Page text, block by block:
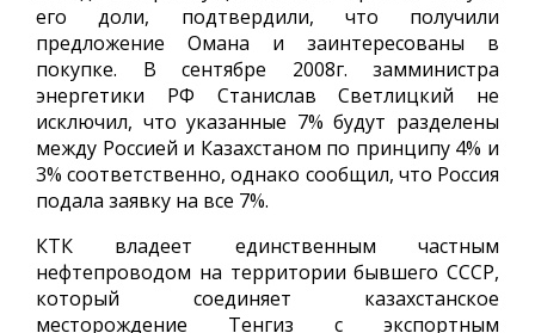
его доли, подтвердили, что получили
предложение Омана и заинтересованы в
покупке. В сентябре 2008г. замминистра
энергетики РФ Станислав Светлицкий не
исключил, что указанные 7% будут разделены
между Россией и Казахстаном по принципу 4% и
3% соответственно, однако сообщил, что Россия
подала заявку на все 7%.
КТК владеет единственным частным
нефтепроводом на территории бывшего СССР,
который соединяет казахстанское
месторождение Тенгиз с экспортным